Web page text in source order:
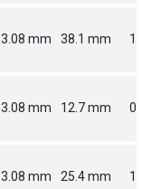
3.08 mm 38.1 mm
3.08 mm 12.7 mm
3.08 mm 25.4 mm 1